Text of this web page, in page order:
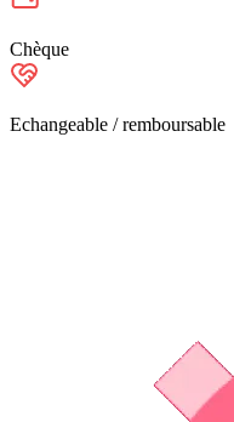
Chèque
Echangeable / remboursable